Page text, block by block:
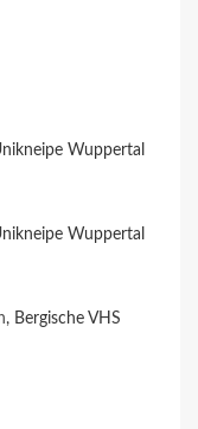
Wuppertal
Wuppertal
, Bergische VHS